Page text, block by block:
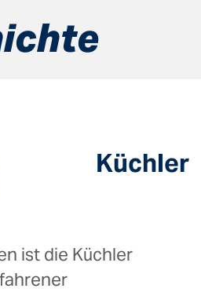
Küchler
ist die Küchler